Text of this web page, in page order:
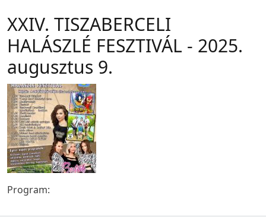
XXIV. TISZABERCELI
HALÁSZLÉ FESZTIVÁL - 2025.
augusztus 9.
Program: